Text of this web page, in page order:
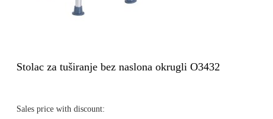
Stolac za tuširanje bez naslona okrugli O3432
Sales price with discount: